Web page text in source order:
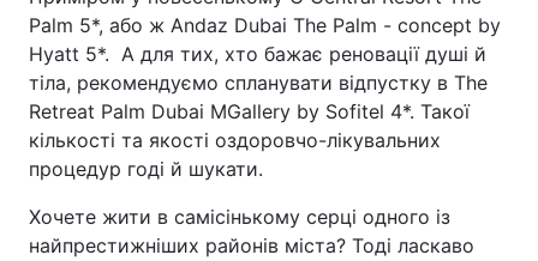
Palm 5*, або ж Andaz Dubai The Palm - concept by
Hyatt 5*. А для тих, хто бажає реновації душі й
тіла, рекомендуємо спланувати відпустку в The
Retreat Palm Dubai MGallery by Sofitel 4*. Такої
кількості та якості оздоровчо-лікувальних
процедур годі й шукати.
Хочете жити в самісінькому серці одного із
найпрестижніших районів міста? Тоді ласкаво